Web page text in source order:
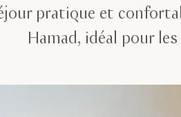
pratique et
Hamad, idéal pour